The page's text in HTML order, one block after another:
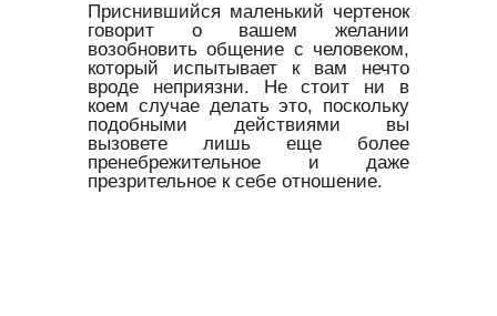
Приснившийся маленький чертенок
говорит о вашем желании
возобновить общение с человеком,
который испытывает к вам нечто
вроде неприязни. Не стоит ни в
коем случае делать это, поскольку
подобными действиями вы
вызовете лишь еще более
пренебрежительное и даже
презрительное к себе отношение.